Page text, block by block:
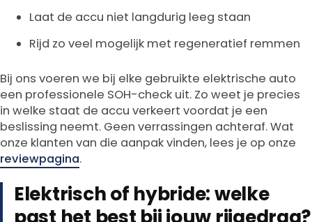
Laat de accu niet langdurig leeg staan
Rijd zo veel mogelijk met regeneratief remmen
Bij ons voeren we bij elke gebruikte elektrische auto
een professionele SOH-check uit. Zo weet je precies
in welke staat de accu verkeert voordat je een
beslissing neemt. Geen verrassingen achteraf. Wat
onze klanten van die aanpak vinden, lees je op onze
reviewpagina.
Elektrisch of hybride: welke
past het best bij jouw rijgedrag?